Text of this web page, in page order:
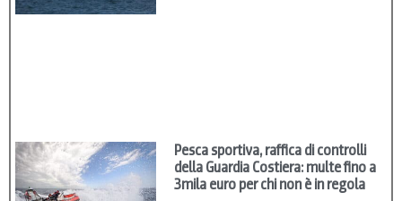
Pesca sportiva, raffica di controlli
della Guardia Costiera: multe fino a
3mila euro per chi non è in regola